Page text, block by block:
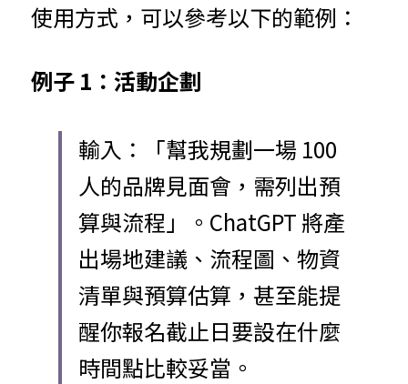
使用方式，可以參考以下的範例：
例子 1：活動企劃
輸入：「幫我規劃一場 100
人的品牌見面會，需列出預
算與流程」。ChatGPT 將產
出場地建議、流程圖、物資
清單與預算估算，甚至能提
醒你報名截止日要設在什麼
時間點比較妥當。